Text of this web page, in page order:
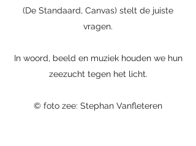
(De Standaard, Canvas) stelt de juiste
vragen.
In woord, beeld en muziek houden we hun
zeezucht tegen het licht.
© foto zee: Stephan Vanfleteren